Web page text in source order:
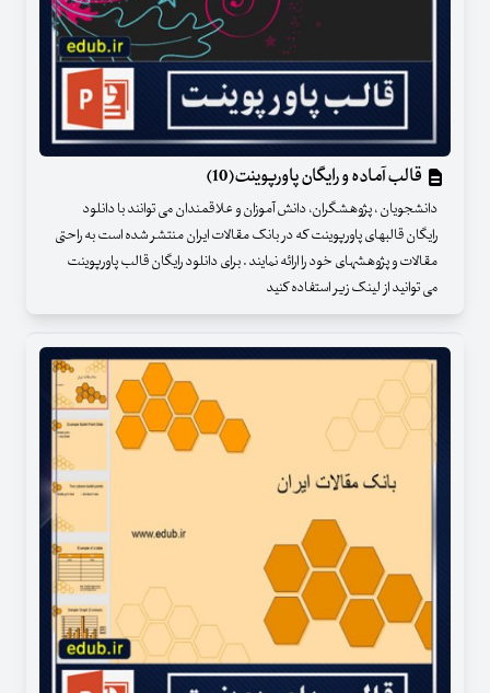
قالب آماده و رایگان پاورپوینت(10)
دانشجویان ، پژوهشگران، دانش آموزان و علاقمندان می توانند با دانلود
رایگان قالبهای پاورپوینت که در بانک مقالات ایران منتشر شده است به راحتی
مقالات و پژوهشهای خود را ارائه نمایند . برای دانلود رایگان قالب پاورپوینت
می توانید از لینک زیر استفاده کنید